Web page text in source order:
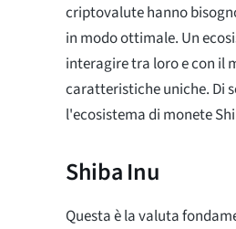
criptovalute hanno
in modo ottimale. Un
interagire tra loro e con il
caratteristiche uniche. Di
l'ecosistema di monete
Shiba Inu
Questa è la valuta